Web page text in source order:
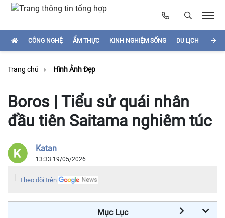
CÔNG NGHỆ ẨM THỰC KINH NGHIỆM SỐNG DU LỊCH
Trang chủ Hình Ảnh Đẹp
Boros | Tiểu sử quái nhân
đầu tiên Saitama nghiêm túc
Katan
13:33 19/05/2026
Theo dõi trên
Mục Lục